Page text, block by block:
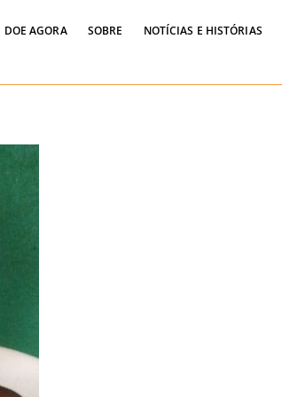
DOE AGORA SOBRE NOTÍCIAS E HISTÓRIAS